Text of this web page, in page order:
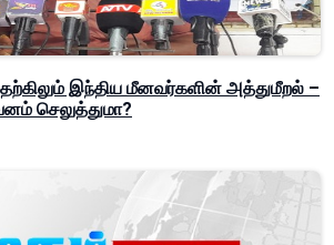
இந்திய மீனவர்களின் அத்துமீறல் –
செலுத்துமா?